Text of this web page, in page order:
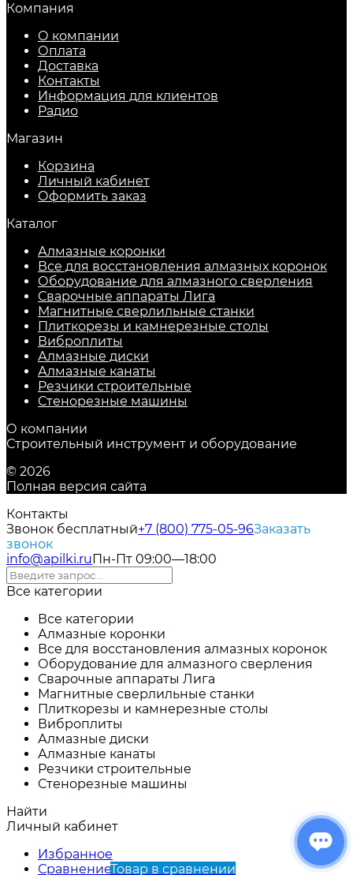
Компания
О компании
Оплата
Доставка
Контакты
Информация для клиентов
Радио
Магазин
Корзина
Личный кабинет
Оформить заказ
Каталог
Алмазные коронки
Все для восстановления алмазных коронок
Оборудование для алмазного сверления
Сварочные аппараты Лига
Магнитные сверлильные станки
Плиткорезы и камнерезные столы
Виброплиты
Алмазные диски
Алмазные канаты
Резчики строительные
Стенорезные машины
О компании
Строительный инструмент и оборудование
© 2026
Полная версия сайта
Контакты
Звонок бесплатный+7 (800) 775-05-96Заказать
звонок
info@apilki.ru Пн-Пт 09:00—18:00
Все категории
Все категории
Алмазные коронки
Все для восстановления алмазных коронок
Оборудование для алмазного сверления
Сварочные аппараты Лига
Магнитные сверлильные станки
Плиткорезы и камнерезные столы
Виброплиты
Алмазные диски
Алмазные канаты
Резчики строительные
Стенорезные машины
Найти
Личный кабинет
Избранное
СравнениеТовар в сравнении